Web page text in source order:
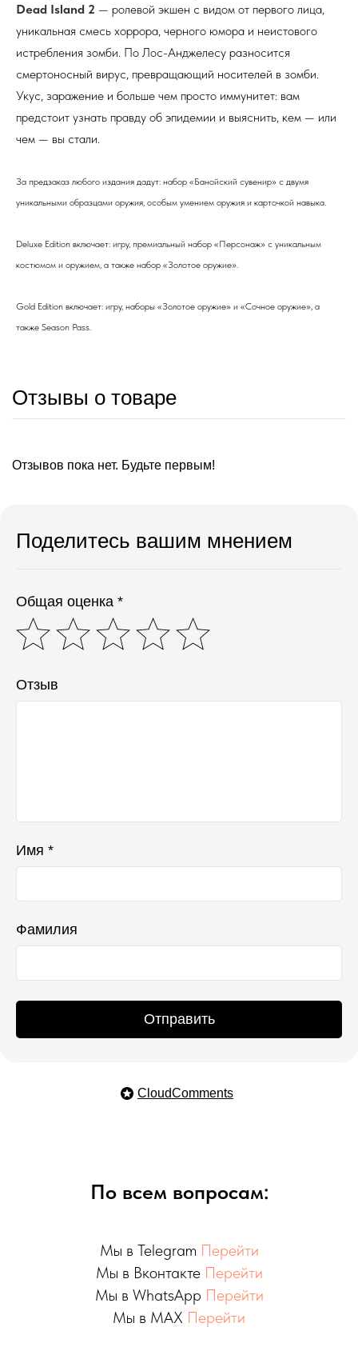
Dead Island 2 — ролевой экшен с видом от первого лица,
уникальная смесь хоррора, черного юмора и неистового
истребления зомби. По Лос-Анджелесу разносится
смертоносный вирус, превращающий носителей в зомби.
Укус, заражение и больше чем просто иммунитет: вам
предстоит узнать правду об эпидемии и выяснить, кем — или
чем — вы стали.
За предзаказ любого издания дадут: набор «Банойский сувенир» с двумя
уникальными образцами оружия, особым умением оружия и карточкой навыка.
Deluxe Edition включает: игру, премиальный набор «Персонаж» с уникальным
костюмом и оружием, а также набор «Золотое оружие».
Gold Edition включает: игру, наборы «Золотое оружие» и «Сочное оружие», а
также Season Pass.
Отзывы о товаре
Отзывов пока нет. Будьте первым!
Поделитесь вашим мнением
Общая оценка *
Отзыв
Имя *
Фамилия
Отправить
CloudComments
По всем вопросам:
Мы в Telegram Перейти
Мы в Вконтакте Перейти
Мы в WhatsApp Перейти
Мы в MAX Перейти